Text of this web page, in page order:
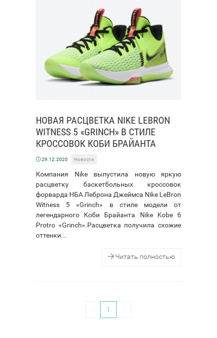
НОВАЯ РАСЦВЕТКА NIKE LEBRON
WITNESS 5 «GRINCH» В СТИЛЕ
КРОССОВОК КОБИ БРАЙАНТА
29.12.2020 Новости
Компания Nike выпустила новую яркую
расцветку баскетбольных кроссовок
форварда НБА Леброна Джеймса Nike LeBron
Witness 5 «Grinch» в стиле модели от
легендарного Коби Брайанта Nike Kobe 6
Protro «Grinch».Расцветка получила схожие
оттенки...
Читать полностью
1